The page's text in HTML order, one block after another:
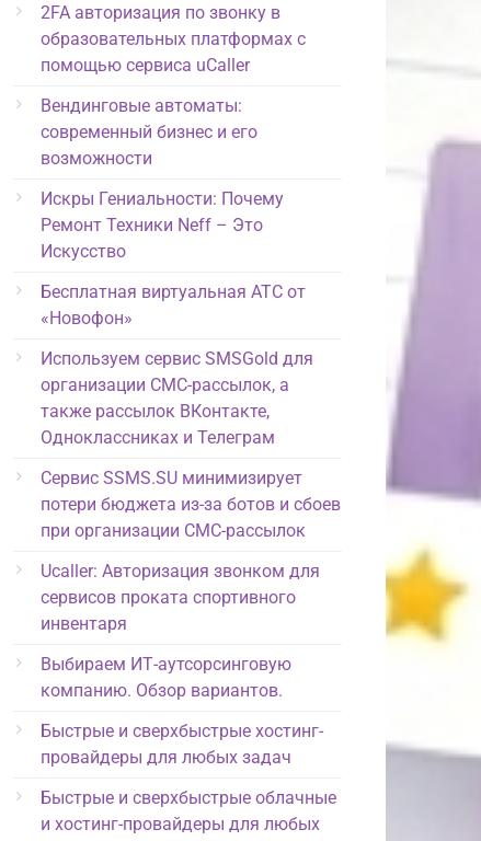
2FA авторизация по звонку в
образовательных платформах с
помощью сервиса uCaller
Вендинговые автоматы:
современный бизнес и его
возможности
Искры Гениальности: Почему
Ремонт Техники Neff – Это
Искусство
Бесплатная виртуальная АТС от
«Новофон»
Используем сервис SMSGold для
организации СМС-рассылок, а
также рассылок ВКонтакте,
Одноклассниках и Телеграм
Сервис SSMS.SU минимизирует
потери бюджета из-за ботов и сбоев
при организации СМС-рассылок
Ucaller: Авторизация звонком для
сервисов проката спортивного
инвентаря
Выбираем ИТ-аутсорсинговую
компанию. Обзор вариантов.
Быстрые и сверхбыстрые хостинг-
провайдеры для любых задач
Быстрые и сверхбыстрые облачные
и хостинг-провайдеры для любых